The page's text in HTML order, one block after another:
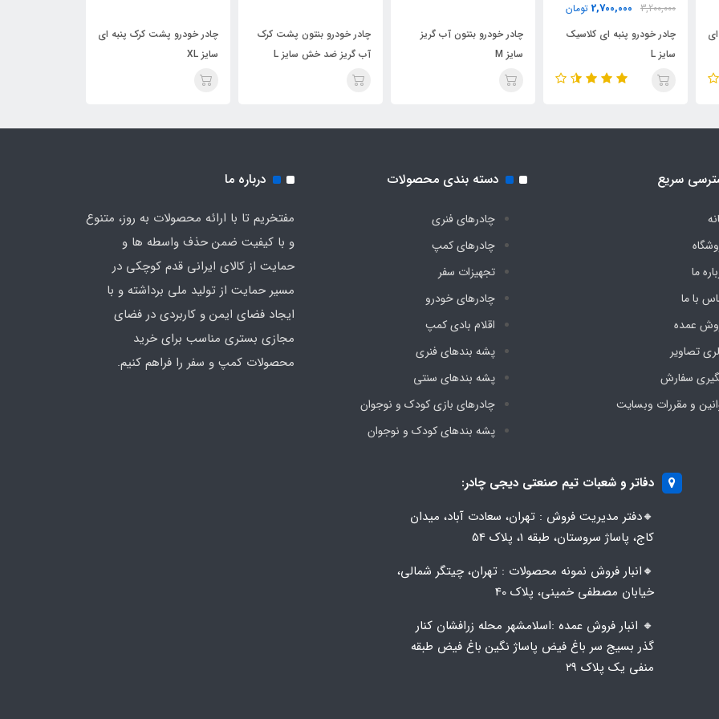
3,200,000
2,700,000 تومان
چادر خودرو پنبه ای کلاسیک
سایز L
چادر خودرو بنتون آب گریز
سایز M
چادر خودرو بنتون پشت کرک
آب گریز ضد خش سایز L
چادر خودرو پشت کرک پنبه ای
سایز XL
سریع
ما
با ما
عمده
تصاویر
سفارش
و مقررات وبسایت
دسته بندی محصولات
چادرهای فنری
چادرهای کمپ
تجهیزات سفر
چادرهای خودرو
اقلام بادی کمپ
پشه‌ بندهای فنری
پشه‌ بندهای سنتی
چادرهای بازی کودک و نوجوان
پشه‌ بندهای کودک و نوجوان
درباره ما
مفتخریم تا با ارائه محصولات به روز، متنوع
و با کیفیت ضمن حذف واسطه ها و
حمایت از کالای ایرانی قدم کوچکی در
مسیر حمایت از تولید ملی برداشته و با
ایجاد فضای ایمن و کاربردی در فضای
مجازی بستری مناسب برای خرید
محصولات کمپ و سفر را فراهم کنیم.
دفاتر و شعبات تیم صنعتی دیجی چادر:
🔸️​​دفتر مدیریت فروش : تهران، سعادت آباد، میدان
کاج، پاساژ سروستان، طبقه 1، پلاک 54
🔸️​​انبار فروش نمونه محصولات : تهران، چیتگر شمالی،
خیابان مصطفی خمینی، پلاک 40
🔸️ انبار فروش عمده :اسلامشهر محله زرافشان کنار
گذر بسیج سر باغ فیض پاساژ نگین باغ فیض طبقه
منفی یک پلاک ۲۹